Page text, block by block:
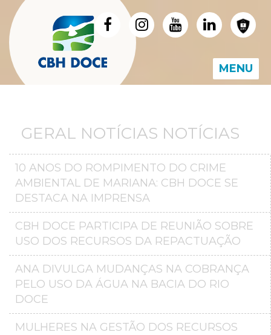
MENU
GERAL NOTÍCIAS NOTÍCIAS
10 ANOS DO ROMPIMENTO DO CRIME
AMBIENTAL DE MARIANA: CBH DOCE SE
DESTACA NA IMPRENSA
CBH DOCE PARTICIPA DE REUNIÃO SOBRE
USO DOS RECURSOS DA REPACTUAÇÃO
ANA DIVULGA MUDANÇAS NA COBRANÇA
PELO USO DA ÁGUA NA BACIA DO RIO
DOCE
MULHERES NA GESTÃO DOS RECURSOS